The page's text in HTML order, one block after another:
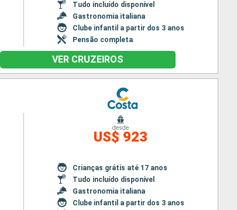
Tudo incluído disponível
Gastronomia italiana
Clube infantil a partir dos 3 anos
Pensão completa
VER CRUZEIROS
desde
US$ 923
Crianças grátis até 17 anos
Tudo incluído disponível
Gastronomia italiana
Clube infantil a partir dos 3 anos